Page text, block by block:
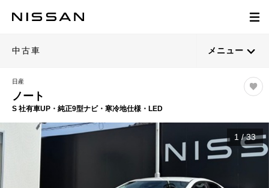
中古車 メニュー
日産
ノート
S 社有車UP・純正9型ナビ・寒冷地仕様・LED
1 /33